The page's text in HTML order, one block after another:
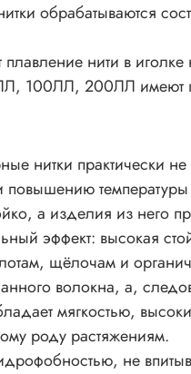
обрабатываются
нити в
200ЛЛ имеют
нитки практически не
а изделия из него
эффект: высокая
щёлочам и
волокна, а,
мягкостью,
роду растяжениям.
не